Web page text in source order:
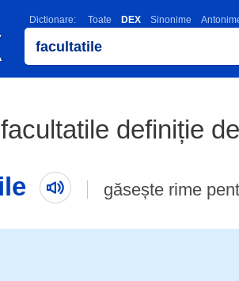
Dictionare: Toate DEX Sinonime
definiție
găsește rime